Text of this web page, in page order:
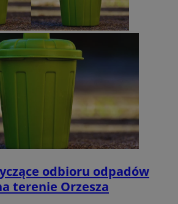
odbioru odpadów
terenie Orzesza